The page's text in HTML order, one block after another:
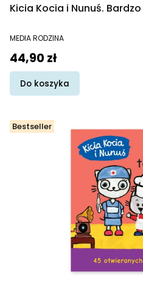
Kicia Kocia i Nunuś.
PRODUCENT
MEDIA RODZINA
Cena
44,90 zł
Do koszyka
Bestseller